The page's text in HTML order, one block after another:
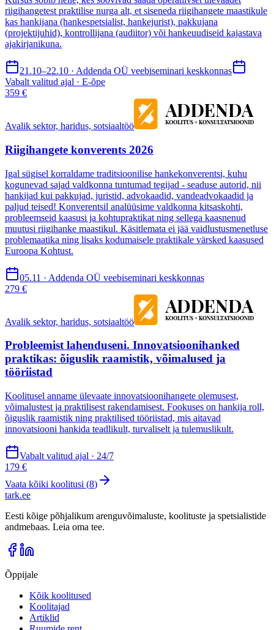
riigihangetest praktilise nurga alt, et siseneda riigihangete maastikule
kas hankijana (hankespetsialist, hankejurist), pakkujana
(projektijuhid), kontrollijana (audiitor) või hankeuudiseid kajastava
ajakirjanikuna.
21.10–22.10 · Addenda OÜ veebiseminari keskkonnas
Vabalt valitud ajal · E-õpe
359 €
Avalik sektor, haridus, sotsiaaltöö
Riigihangete konverents 2026
Igal sügisel korraldame traditsioonilise hankekonverentsi, kuhu
kogunevad sajad valdkonna tuntumad tegijad - seaduse autorid, nii
hankijad kui pakkujad, juristid, advokaadid, vandeadvokaadid ja
paljud teised! Konverentsil analüüsime valdkonna kitsaskohti,
probleemseid kaasusi ja kohtupraktikat ning sellega kaasnenud
muutusi riigihanke maastikul. Käsitlemata ei jää vaidlustusmenetluse
problemaatika ning lisaks kodumaisele praktikale värsked kaasused
Euroopa Kohtust.
05.11 · Addenda OÜ veebiseminari keskkonnas
279 €
Avalik sektor, haridus, sotsiaaltöö
Probleemist lahenduseni. Innovatsioonihanked
praktikas: õiguslik raamistik, võimalused ja
tööriistad
Koolitusel anname ülevaate innovatsioonihangete olemusest,
võimalustest ja praktilisest rakendamisest. Fookuses on hankija roll,
õiguslik raamistik ning praktilised tööriistad, mis aitavad
innovatsiooni hankida teadlikult, turvaliselt ja tulemuslikult.
Vabalt valitud ajal · 24/7
179 €
Vaata kõiki koolitusi (8)
tark.ee
Eesti kõige põhjalikum arenguvõimaluste, koolituste ja spetsialistide
andmebaas. Leia oma tee.
Õppijale
Kõik koolitused
Koolitajad
Artiklid